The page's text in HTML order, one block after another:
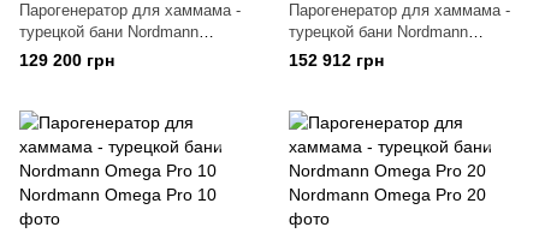
Парогенератор для хаммама -
турецкой бани Nordmann
Omega Pro 16
129 200 грн
Парогенератор для хаммама -
турецкой бани Nordmann
Omega Pro 24
152 912 грн